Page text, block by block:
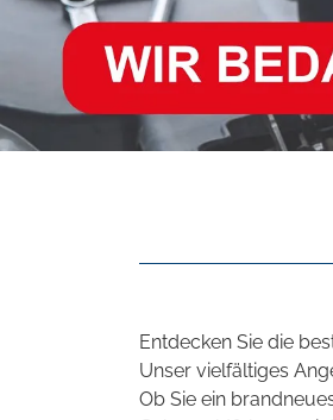
Entdecken Sie die
Unser vielfältiges
Ob Sie ein